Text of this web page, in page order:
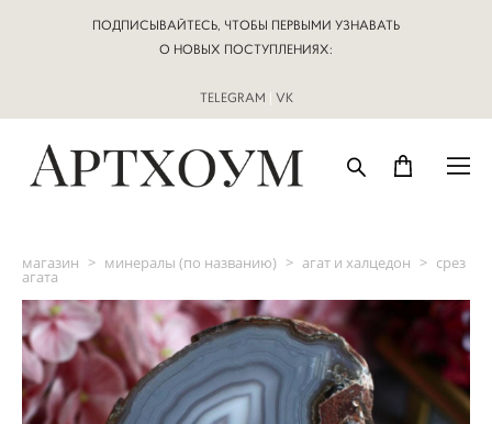
ПОДПИСЫВАЙТЕСЬ, ЧТОБЫ ПЕРВЫМИ УЗНАВАТЬ
О НОВЫХ ПОСТУПЛЕНИЯХ:
TELEGRAM | VK
магазин > минералы (по названию) > агат и халцедон > срез
агата